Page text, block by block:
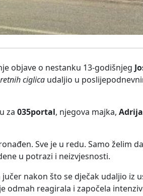
objave o nestanku 13-godišnjeg
ciglica udaljio u
za 035portal, njegova majka,
Sve je u redu. Samo želim
u potrazi i neizvjesnosti.
nakon što se dječak udaljio iz
odmah reagirala i započela